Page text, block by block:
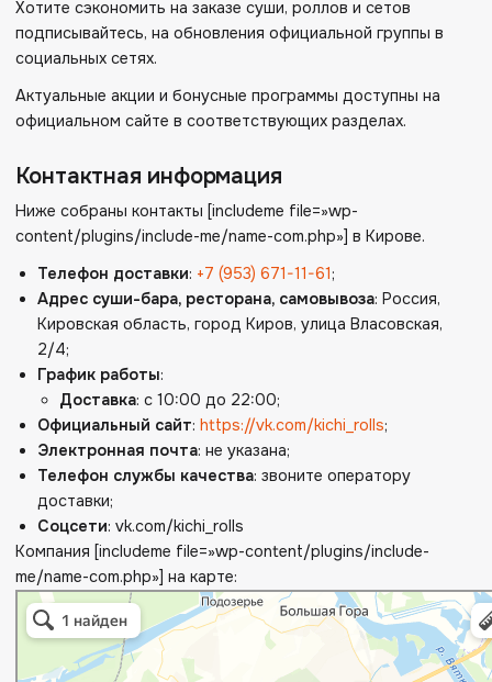
Хотите сэкономить на заказе суши, роллов и сетов
подписывайтесь, на обновления официальной группы в
социальных сетях.
Актуальные акции и бонусные программы доступны на
официальном сайте в соответствующих разделах.
Контактная информация
Ниже собраны контакты [includeme file=»wp-
content/plugins/include-me/name-com.php»] в Кирове.
Телефон доставки: +7 (953) 671-11-61;
Адрес суши-бара, ресторана, самовывоза: Россия,
Кировская область, город Киров, улица Власовская,
2/4;
График работы:
Доставка: с 10:00 до 22:00;
Официальный сайт: https://vk.com/kichi_rolls;
Электронная почта: не указана;
Телефон службы качества: звоните оператору
доставки;
Соцсети: vk.com/kichi_rolls
Компания [includeme file=»wp-content/plugins/include-
me/name-com.php»] на карте: